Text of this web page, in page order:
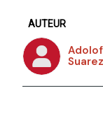
AUTEUR
Suarez